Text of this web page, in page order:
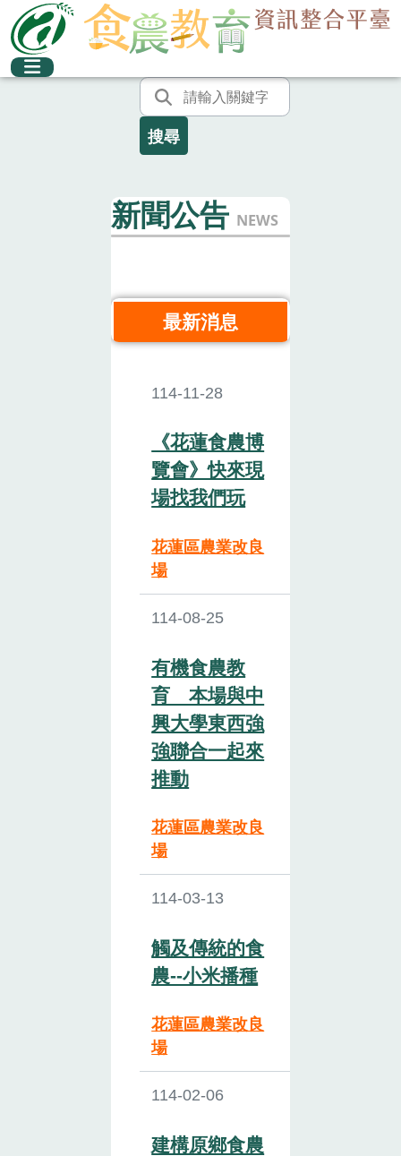
新聞公告 NEWS
最新消息
114-11-28
《花蓮食農博
覽會》快來現
場找我們玩
花蓮區農業改良
場
114-08-25
有機食農教
育 本場與中
興大學東西強
強聯合一起來
推動
花蓮區農業改良
場
114-03-13
觸及傳統的食
農--小米播種
花蓮區農業改良
場
114-02-06
建構原鄉食農